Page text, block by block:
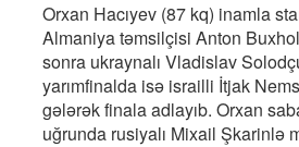
Orxan Hacıyev (87 kq) inamla
Almaniya təmsilçisi Anton
sonra ukraynalı Vladislav
yarımfinalda isə israilli İtjak
gələrək finala adlayıb. Orxan
uğrunda rusiyalı Mixail Şkarinlə